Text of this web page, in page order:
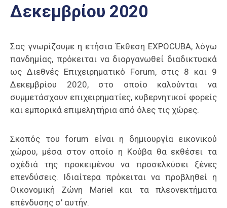
Επαγγελμάτων
ΕΒΕΠ-
Πιερία
Δεκεμβρίου 2020
Σας γνωρίζουμε η ετήσια Έκθεση EXPOCUBA, λόγω
πανδημίας, πρόκειται να διοργανωθεί διαδικτυακά
ως Διεθνές Επιχειρηματικό Forum, στις 8 και 9
Δεκεμβρίου 2020, στο οποίο καλούνται να
συμμετάσχουν επιχειρηματίες, κυβερνητικοί φορείς
και εμπορικά επιμελητήρια από όλες τις χώρες.
Σκοπός του forum είναι η δημιουργία εικονικού
χώρου, μέσα στον οποίο η Κούβα θα εκθέσει τα
σχέδιά της προκειμένου να προσελκύσει ξένες
επενδύσεις. Ιδιαίτερα πρόκειται να προβληθεί η
Οικονομική Ζώνη Mariel και τα πλεονεκτήματα
επένδυσης σ’ αυτήν.